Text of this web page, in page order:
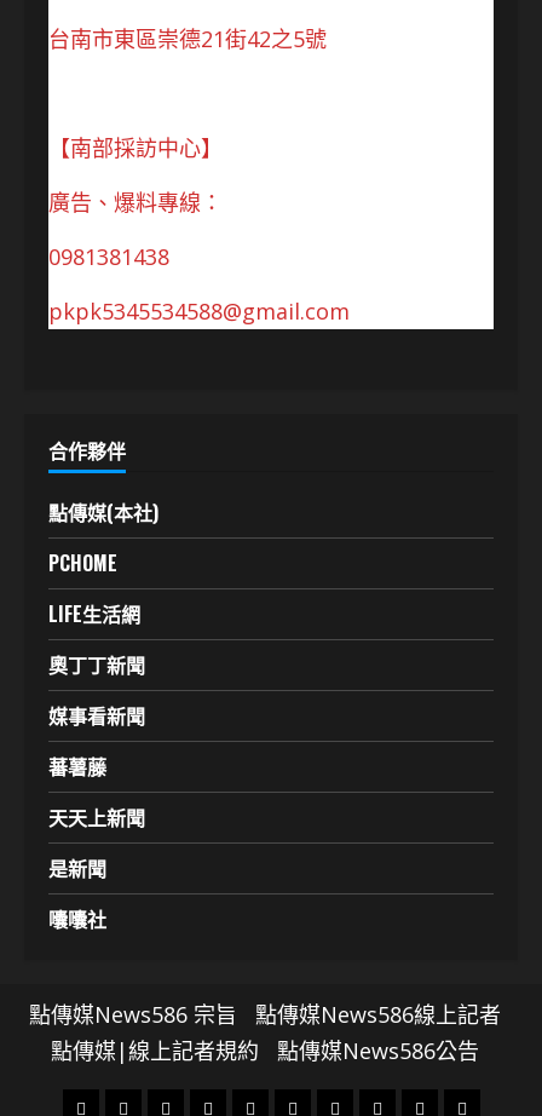
台南市東區崇德21街42之5號
【南部採訪中心】
廣告、爆料專線：
0981381438
pkpk5345534588@gmail.com
合作夥伴
點傳媒(本社)
PCHOME
LIFE生活網
奧丁丁新聞
媒事看新聞
蕃薯藤
天天上新聞
是新聞
囔囔社
點傳媒News586 宗旨
點傳媒News586線上記者
點傳媒|線上記者規約
點傳媒News586公告
頭 財 地 文 專 娛 政 國 運 生